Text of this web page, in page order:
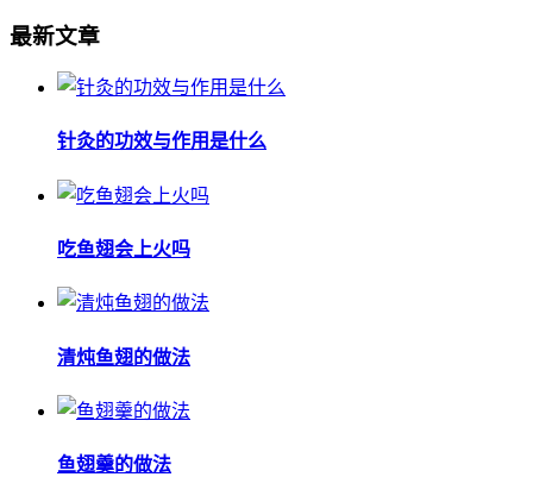
最新文章
针灸的功效与作用是什么
吃鱼翅会上火吗
清炖鱼翅的做法
鱼翅羹的做法